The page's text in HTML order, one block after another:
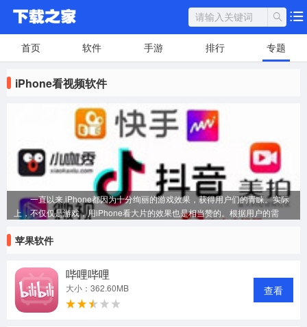
首页 软件 手游 排行 专题
iPhone看视频软件
一直以来,iPhone都因为十分绚丽的游戏效果，获得用户们的青睐。实际
上，不仅仅是游戏，用iPhone看大片的效果也是相当赞的。根据用户的需
所帮助~
苹果软件
哔哩哔哩
大小：362.60MB 查看